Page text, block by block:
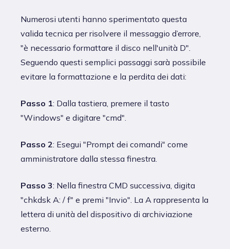
Numerosi utenti hanno sperimentato questa
valida tecnica per risolvere il messaggio d’errore,
"è necessario formattare il disco nell'unità D".
Seguendo questi semplici passaggi sarà possibile
evitare la formattazione e la perdita dei dati:
Passo 1: Dalla tastiera, premere il tasto
"Windows" e digitare "cmd".
Passo 2: Esegui "Prompt dei comandi" come
amministratore dalla stessa finestra.
Passo 3: Nella finestra CMD successiva, digita
"chkdsk A: / f" e premi "Invio". La A rappresenta la
lettera di unità del dispositivo di archiviazione
esterno.